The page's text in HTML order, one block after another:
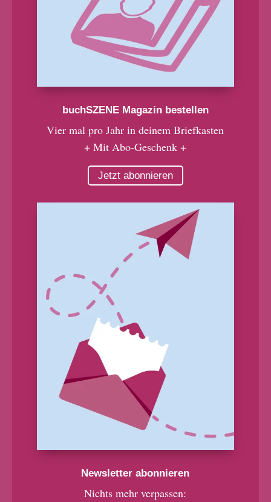
buchSZENE Magazin bestellen
Vier mal pro Jahr in deinem Briefkasten
+ Mit Abo-Geschenk +
Jetzt abonnieren
Newsletter abonnieren
Nichts mehr verpassen: